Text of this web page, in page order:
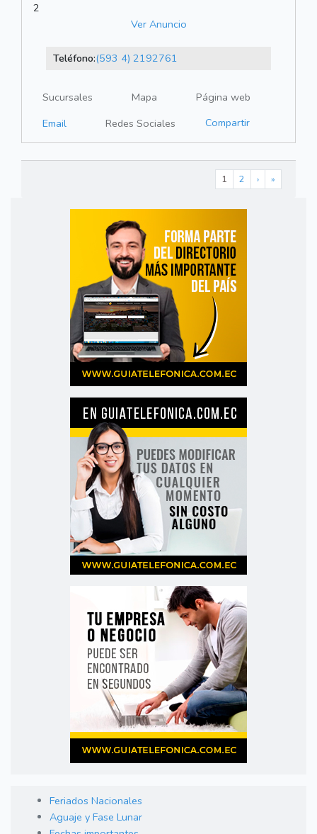
2
Ver Anuncio
Teléfono:(593 4) 2192761
Sucursales Mapa
Página web
Email
Redes Sociales Compartir
1 2 › »
Feriados Nacionales
Aguaje y Fase Lunar